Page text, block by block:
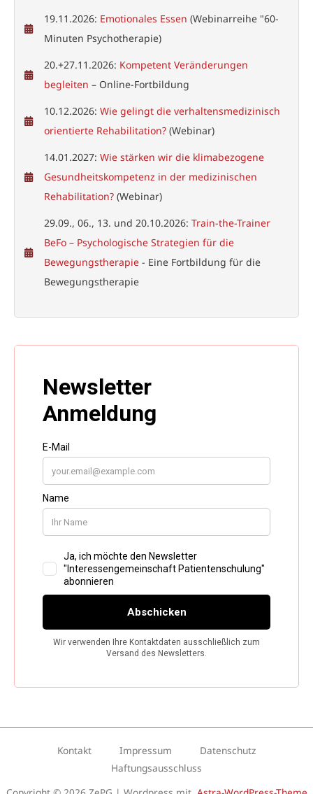
19.11.2026: Emotionales Essen (Webinarreihe "60-
Minuten Psychotherapie)
20.+27.11.2026: Kompetent Veränderungen
begleiten – Online-Fortbildung
10.12.2026: Wie gelingt die verhaltensmedizinisch
orientierte Rehabilitation? (Webinar)
14.01.2027: Wie stärken wir die klimabezogene
Gesundheitskompetenz in der medizinischen
Rehabilitation? (Webinar)
29.09., 06., 13. und 20.10.2026: Train-the-Trainer
BeFo – Psychologische Strategien für die
Bewegungstherapie - Eine Fortbildung für die
Bewegungstherapie
Kontakt Impressum
Datenschutz
Haftungsausschluss